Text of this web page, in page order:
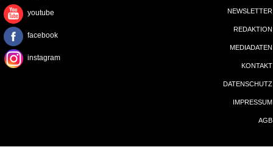
youtube
facebook
instagram
NEWSLETTER
REDAKTION
MEDIADATEN
KONTAKT
DATENSCHUTZ
IMPRESSUM
AGB